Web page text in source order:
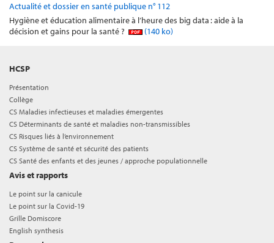
Actualité et dossier en santé publique n° 112
Hygiène et éducation alimentaire à l’heure des big data : aide à la
décision et gains pour la santé ?
(140 ko)
HCSP
Présentation
Collège
CS Maladies infectieuses et maladies émergentes
CS Déterminants de santé et maladies non-transmissibles
CS Risques liés à l’environnement
CS Système de santé et sécurité des patients
CS Santé des enfants et des jeunes / approche populationnelle
Avis et rapports
Le point sur la canicule
Le point sur la Covid-19
Grille Domiscore
English synthesis